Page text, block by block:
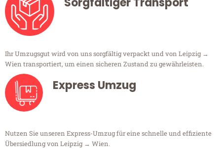
Ihr Umzugsgut wird von uns sorgfältig verpackt und von Leipzig →
Wien transportiert, um einen sicheren Zustand zu gewährleisten.
Express Umzug
Nutzen Sie unseren Express-Umzug für eine schnelle und effiziente
Übersiedlung von Leipzig → Wien.